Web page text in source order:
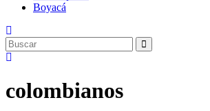
Boyacá
colombianos